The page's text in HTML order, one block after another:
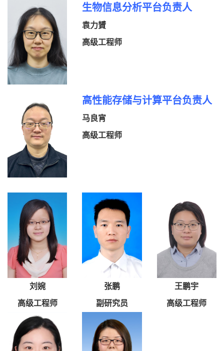
生物信息分析平台负责人
袁力贇
高级工程师
高性能存储与计算平台负责人
马良宵
高级工程师
刘婉
高级工程师
张鹏
副研究员
王鹏宇
高级工程师